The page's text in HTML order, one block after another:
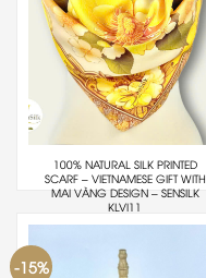
100% NATURAL SILK PRINTED
SCARF – VIETNAMESE GIFT WITH
MAI VÀNG DESIGN – SENSILK
KLVI11
-15%